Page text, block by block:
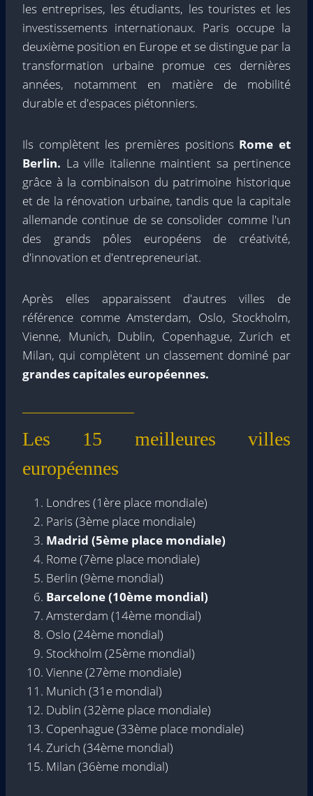
les entreprises, les étudiants, les touristes et les
investissements internationaux. Paris occupe la
deuxième position en Europe et se distingue par la
transformation urbaine promue ces dernières
années, notamment en matière de mobilité
durable et d'espaces piétonniers.
Ils complètent les premières positions Rome et
Berlin. La ville italienne maintient sa pertinence
grâce à la combinaison du patrimoine historique
et de la rénovation urbaine, tandis que la capitale
allemande continue de se consolider comme l'un
des grands pôles européens de créativité,
d'innovation et d'entrepreneuriat.
Après elles apparaissent d'autres villes de
référence comme Amsterdam, Oslo, Stockholm,
Vienne, Munich, Dublin, Copenhague, Zurich et
Milan, qui complètent un classement dominé par
grandes capitales européennes.
Les 15 meilleures villes
européennes
Londres (1ère place mondiale)
Paris (3ème place mondiale)
Madrid (5ème place mondiale)
Rome (7ème place mondiale)
Berlin (9ème mondial)
Barcelone (10ème mondial)
Amsterdam (14ème mondial)
Oslo (24ème mondial)
Stockholm (25ème mondial)
Vienne (27ème mondiale)
Munich (31e mondial)
Dublin (32ème place mondiale)
Copenhague (33ème place mondiale)
Zurich (34ème mondial)
Milan (36ème mondial)